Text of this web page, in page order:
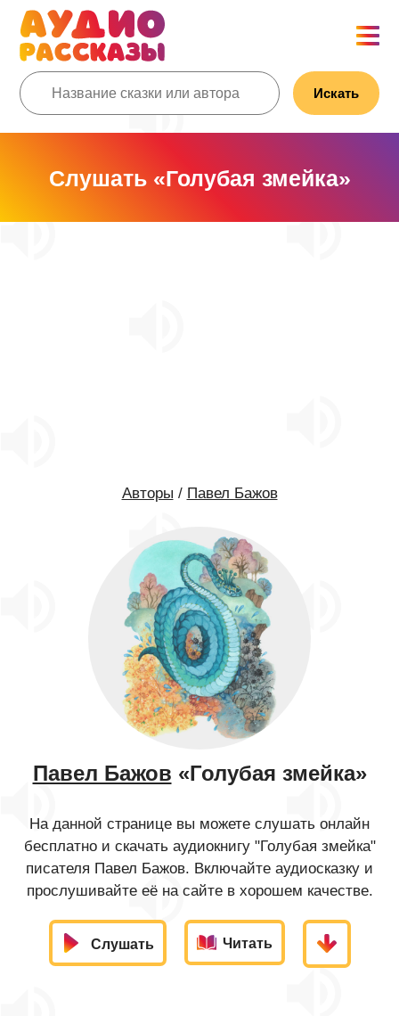
Искать
Слушать «Голубая змейка»
Авторы / Павел Бажов
Павел Бажов «Голубая змейка»
На данной странице вы можете слушать онлайн
бесплатно и скачать аудиокнигу "Голубая змейка"
писателя Павел Бажов. Включайте аудиосказку и
прослушивайте её на сайте в хорошем качестве.
Слушать Читать